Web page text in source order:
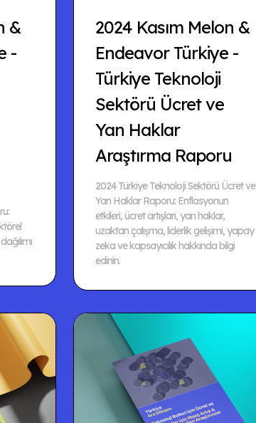
&
-
2024 Kasım Melon &
Endeavor Türkiye -
Türkiye Teknoloji
Sektörü Ücret ve
Yan Haklar
Araştırma Raporu
2024 Türkiye Teknoloji Sektörü Ücret ve
Yan Haklar Raporu: Enflasyonun
etkileri, ücret artışları, yan haklar,
uzaktan çalışma, liderlik gelişimi, yapay
zeka ve kapsayıcılık hakkında bilgi
edinin.